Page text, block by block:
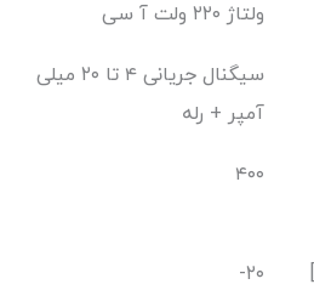
ولتاژ ۲۲۰ ولت آ سی
سیگنال جریانی ۴ تا ۲۰ میلی
آمپر + رله
۴۰۰
-۲۰